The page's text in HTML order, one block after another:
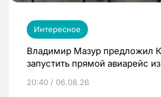
Интересное
Владимир Мазур предложил
запустить прямой авиарейс
20:40 / 06.08.26